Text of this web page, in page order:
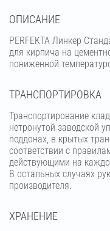
OПИСАНИЕ
PERFEKTA Линкер
для кирпича на
пониженной
ТРАНСПОРТИРОВКА
Транспортирование
нетронутой заводской
поддонах, в крытых
соответствии с
действующими на
В остальных случаях
производителя.
ХРАНЕНИЕ